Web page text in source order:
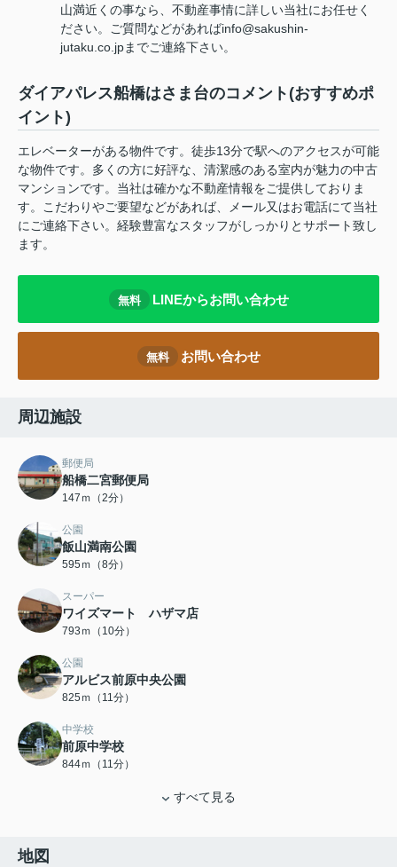
山満近くの事なら、不動産事情に詳しい当社にお任せく
ださい。ご質問などがあればinfo@sakushin-
jutaku.co.jpまでご連絡下さい。
ダイアパレス船橋はさま台のコメント(おすすめポ
イント)
エレベーターがある物件です。徒歩13分で駅へのアクセスが可能
な物件です。多くの方に好評な、清潔感のある室内が魅力の中古
マンションです。当社は確かな不動産情報をご提供しておりま
す。こだわりやご要望などがあれば、メール又はお電話にて当社
にご連絡下さい。経験豊富なスタッフがしっかりとサポート致し
ます。
無料 LINEからお問い合わせ
無料 お問い合わせ
周辺施設
郵便局
船橋二宮郵便局
147ｍ（2分）
公園
飯山満南公園
595ｍ（8分）
スーパー
ワイズマート ハザマ店
793ｍ（10分）
公園
アルビス前原中央公園
825ｍ（11分）
中学校
前原中学校
844ｍ（11分）
すべて見る
地図